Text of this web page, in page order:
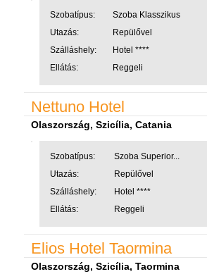
Szobatípus:
Szoba Klasszikus
Utazás:
Repülővel
Szálláshely:
Hotel ****
Ellátás:
Reggeli
Nettuno Hotel
Olaszország, Szicília, Catania
Szobatípus:
Szoba Superior...
Utazás:
Repülővel
Szálláshely:
Hotel ****
Ellátás:
Reggeli
Elios Hotel Taormina
Olaszország, Szicília, Taormina